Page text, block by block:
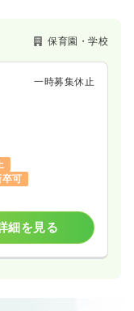
保育園・学校
一時募集休止
可
細を見る